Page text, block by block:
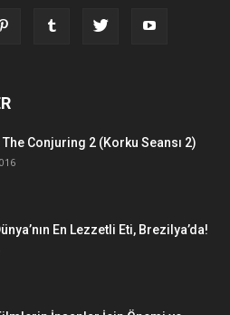
Conjuring 2 (Korku Seansı 2)
En Lezzetli Eti, Brezilya’da!